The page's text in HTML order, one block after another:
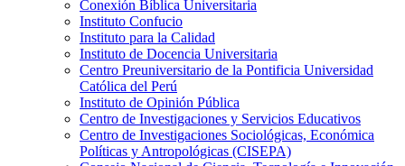
Conexión Bíblica Universitaria
Instituto Confucio
Instituto para la Calidad
Instituto de Docencia Universitaria
Centro Preuniversitario de la Pontificia Universidad
Católica del Perú
Instituto de Opinión Pública
Centro de Investigaciones y Servicios Educativos
Centro de Investigaciones Sociológicas, Económica
Políticas y Antropológicas (CISEPA)